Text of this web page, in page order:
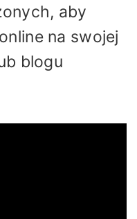
aby
na swojej
blogu